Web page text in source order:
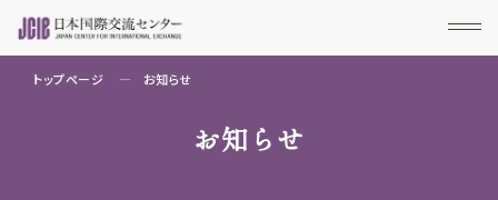
トップページ お知らせ
お知らせ